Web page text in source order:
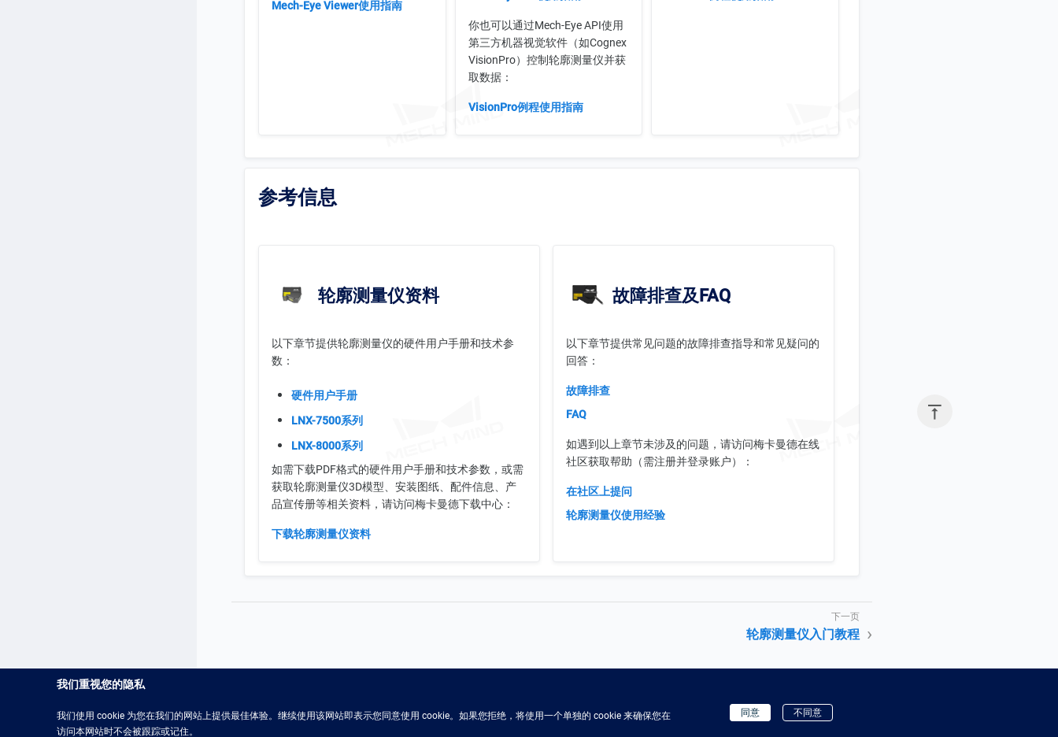

Mech-Eye Viewer使用指南
你也可以通过Mech-Eye API使用
第三方机器视觉软件（如Cognex
VisionPro）控制轮廓测量仪并获
取数据：
VisionPro例程使用指南
参考信息
轮廓测量仪资料
以下章节提供轮廓测量仪的硬件用户手册和技术参
数：
硬件用户手册
LNX-7500系列
LNX-8000系列
如需下载PDF格式的硬件用户手册和技术参数，或需
获取轮廓测量仪3D模型、安装图纸、配件信息、产
品宣传册等相关资料，请访问梅卡曼德下载中心：
下载轮廓测量仪资料
故障排查及FAQ
以下章节提供常见问题的故障排查指导和常见疑问的
回答：
故障排查
FAQ
如遇到以上章节未涉及的问题，请访问梅卡曼德在线
社区获取帮助（需注册并登录账户）：
在社区上提问
轮廓测量仪使用经验
轮廓测量仪入门教程
我们重视您的隐私
我们使用 cookie 为您在我们的网站上提供最佳体验。继续使用该网站即表示您同意使用 cookie。如果您拒绝，将使用一个单独的 cookie 来确保您在
访问本网站时不会被跟踪或记住。
同意 不同意